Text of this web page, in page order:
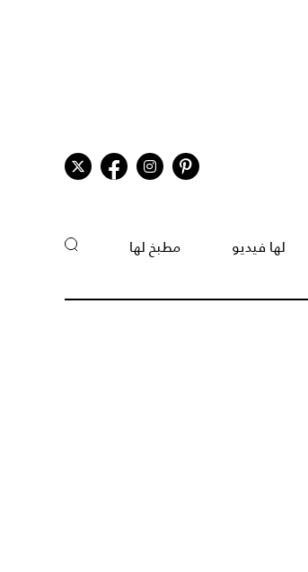
لها فيديو مطبخ لها